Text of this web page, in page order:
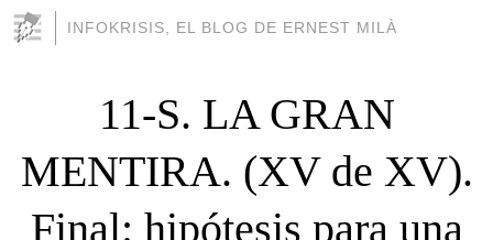
INFOKRISIS, EL BLOG DE ERNEST MILÀ
11-S. LA GRAN
MENTIRA. (XV de XV).
Final: hipótesis para una